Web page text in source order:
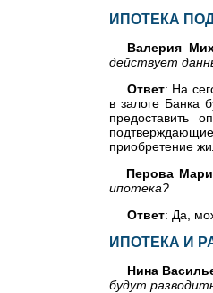
ИПОТЕКА
Валерия
действует
Ответ: На
в залоге Банка
предоставить
приобретение
Перова
ипотека?
Ответ: Да,
ИПОТЕКА И
Нина
будут